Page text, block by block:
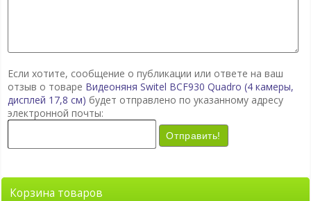
Если хотите, сообщение о публикации или ответе на ваш
отзыв о товаре Видеоняня Switel BCF930 Quadro (4 камеры,
дисплей 17,8 см) будет отправлено по указанному адресу
электронной почты:
Отправить!
Корзина товаров